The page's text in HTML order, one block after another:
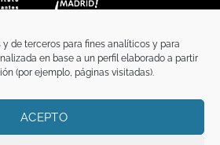
de terceros para fines analíticos y para
en base a un perfil elaborado a partir
(por ejemplo, páginas visitadas).
ACEPTO